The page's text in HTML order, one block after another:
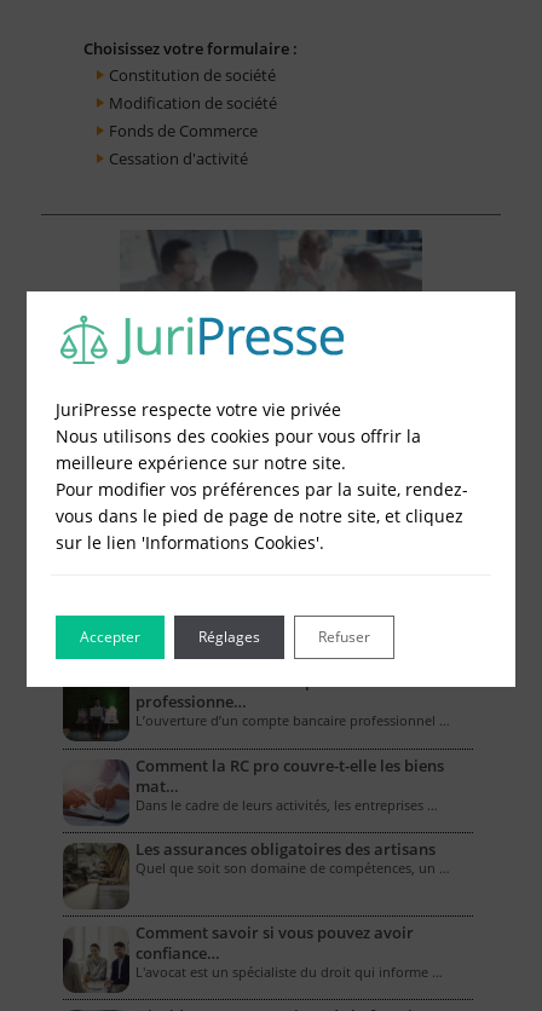
Choisissez votre formulaire :
Constitution de société
Modification de société
Fonds de Commerce
Cessation d'activité
Le Blog pour les Entreprises
professionne…
L’ouverture d’un compte bancaire professionnel …
Comment la RC pro couvre-t-elle les biens
mat…
Dans le cadre de leurs activités, les entreprises …
Les assurances obligatoires des artisans
Quel que soit son domaine de compétences, un …
Comment savoir si vous pouvez avoir
confiance…
L'avocat est un spécialiste du droit qui informe …
JuriPresse respecte votre vie privée
Nous utilisons des cookies pour vous offrir la
meilleure expérience sur notre site.
Pour modifier vos préférences par la suite, rendez-
vous dans le pied de page de notre site, et cliquez
sur le lien 'Informations Cookies'.
Accepter Refuser
Réglages